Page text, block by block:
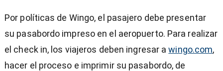
Por políticas de Wingo, el pasajero debe presentar
su pasabordo impreso en el aeropuerto. Para realizar
el check in, los viajeros deben ingresar awingo.com,
hacer el proceso e imprimir su pasabordo, de